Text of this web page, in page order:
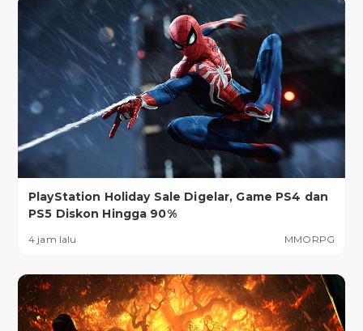
PlayStation Holiday Sale Digelar, Game PS4 dan
PS5 Diskon Hingga 90%
4 jam lalu MMORPG